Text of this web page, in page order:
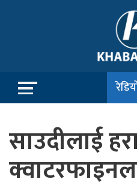
साउदीलाई